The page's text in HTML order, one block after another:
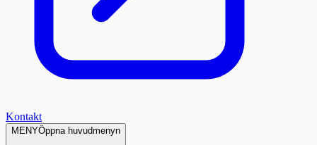
Kontakt
MENYÖppna huvudmenyn